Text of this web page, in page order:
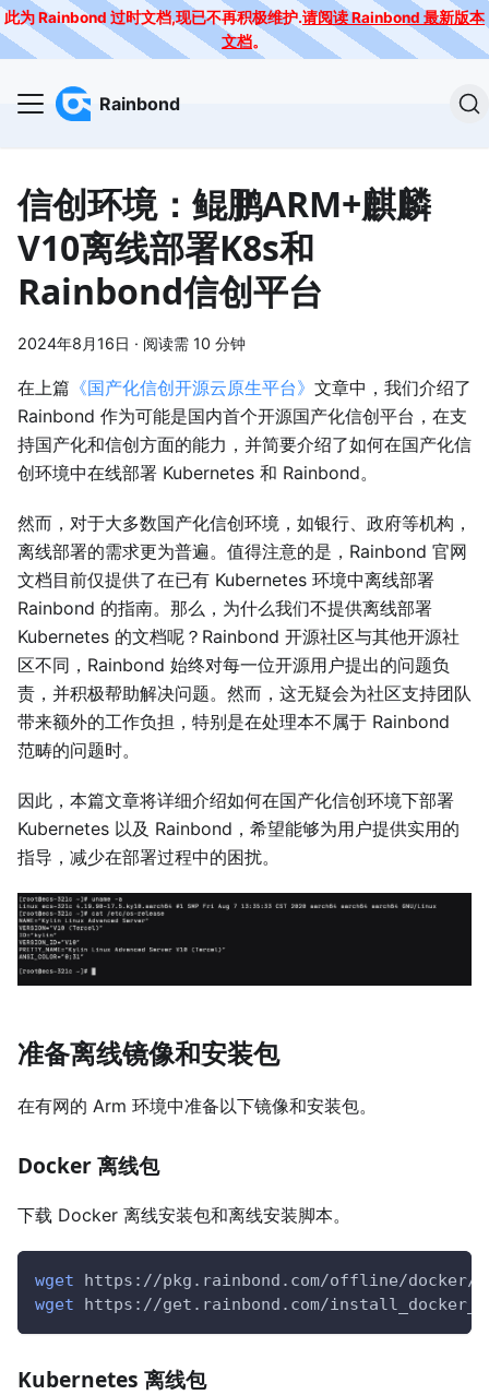
此为 Rainbond 过时文档,现已不再积极维护.请阅读 Rainbond 最新版本
文档。
Rainbond
信创环境：鲲鹏ARM+麒麟
V10离线部署K8s和
Rainbond信创平台
2024年8月16日 · 阅读需 10 分钟
在上篇 《国产化信创开源云原生平台》 文章中，我们介绍了
Rainbond 作为可能是国内首个开源国产化信创平台，在支
持国产化和信创方面的能力，并简要介绍了如何在国产化信
创环境中在线部署 Kubernetes 和 Rainbond。
然而，对于大多数国产化信创环境，如银行、政府等机构，
离线部署的需求更为普遍。值得注意的是，Rainbond 官网
文档目前仅提供了在已有 Kubernetes 环境中离线部署
Rainbond 的指南。那么，为什么我们不提供离线部署
Kubernetes 的文档呢？Rainbond 开源社区与其他开源社
区不同，Rainbond 始终对每一位开源用户提出的问题负
责，并积极帮助解决问题。然而，这无疑会为社区支持团队
带来额外的工作负担，特别是在处理本不属于 Rainbond
范畴的问题时。
因此，本篇文章将详细介绍如何在国产化信创环境下部署
Kubernetes 以及 Rainbond，希望能够为用户提供实用的
指导，减少在部署过程中的困扰。
准备离线镜像和安装包
在有网的 Arm 环境中准备以下镜像和安装包。
Docker 离线包
下载 Docker 离线安装包和离线安装脚本。
wget https://pkg.rainbond.com/offline/docker/
wget https://get.rainbond.com/
Kubernetes 离线包